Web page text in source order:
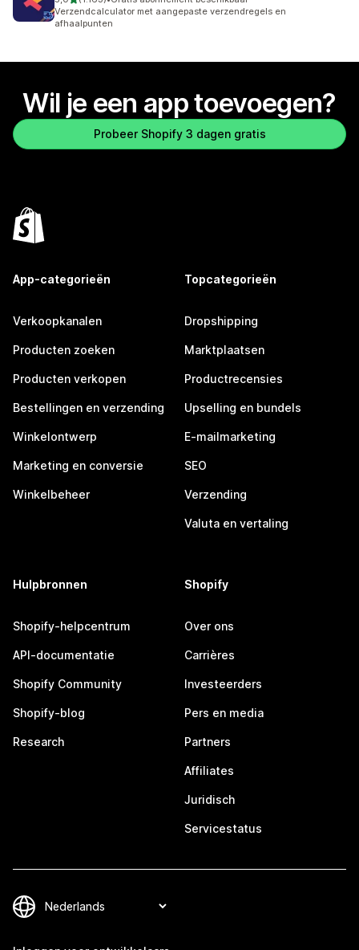
1163 recensies in totaal
Verzendcalculator met aangepaste verzendregels en
afhaalpunten
Wil je een app toevoegen?
Probeer Shopify 3 dagen gratis
App-categorieën
Verkoopkanalen
Producten zoeken
Producten verkopen
Bestellingen en verzending
Winkelontwerp
Marketing en conversie
Winkelbeheer
Topcategorieën
Dropshipping
Marktplaatsen
Productrecensies
Upselling en bundels
E-mailmarketing
SEO
Verzending
Valuta en vertaling
Hulpbronnen
Shopify-helpcentrum
API-documentatie
Shopify Community
Shopify-blog
Research
Shopify
Over ons
Carrières
Investeerders
Pers en media
Partners
Affiliates
Juridisch
Servicestatus